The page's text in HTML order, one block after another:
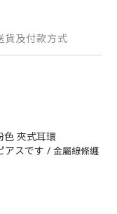
貨及付款方式
色 夾式耳環
アスです / 金屬線條纏